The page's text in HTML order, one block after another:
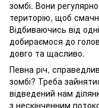
зомбі. Вони
територію, щоб
Відбиваючись від
добираємося до
довго та щасливо.
Певна річ,
зомбі? Треба
відведений нам
з нескінченним